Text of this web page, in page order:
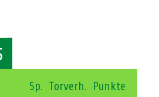
Sp. Torverh. Punkte